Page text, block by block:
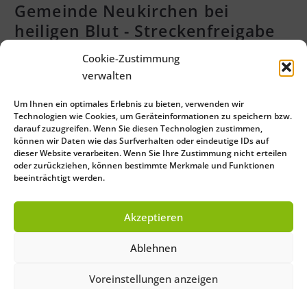
Cookie-Zustimmung
verwalten
Um Ihnen ein optimales Erlebnis zu bieten, verwenden wir
Technologien wie Cookies, um Geräteinformationen zu speichern bzw.
darauf zuzugreifen. Wenn Sie diesen Technologien zustimmen,
können wir Daten wie das Surfverhalten oder eindeutige IDs auf
dieser Website verarbeiten. Wenn Sie Ihre Zustimmung nicht erteilen
oder zurückziehen, können bestimmte Merkmale und Funktionen
beeinträchtigt werden.
Akzeptieren
Ablehnen
Voreinstellungen anzeigen
Gemeinde Neukirchen bei
heiligen Blut - Streckenfreigabe
Gemeinde_Neukirchen b.Hl.Blut_Freizeitradwege.pdf
0 KB